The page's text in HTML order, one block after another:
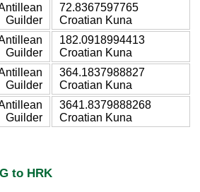
Guilder
72.8367597765
Croatian Kuna
Guilder
182.0918994413
Croatian Kuna
Guilder
364.1837988827
Croatian Kuna
Guilder
3641.8379888268
Croatian Kuna
to HRK